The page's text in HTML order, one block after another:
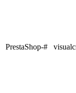
PrestaShop-#